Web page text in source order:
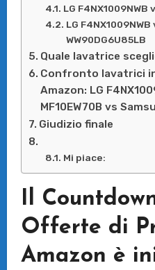
LG F4NX1009NWB
LG
WW90DG6U85LB
Quale lavatrice
Confronto lavatrici
Amazon: LG
MF10EW70B vs
Giudizio finale
Mi piace:
Il
Offerte di
Amazon è